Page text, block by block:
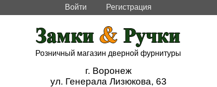
Войти Регистрация
Розничный магазин дверной фурнитуры
г. Воронеж
ул. Генерала Лизюкова, 63